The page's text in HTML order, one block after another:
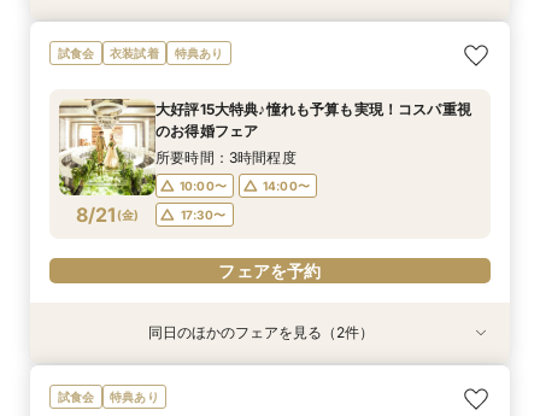
8/20(木)
【2名～OK！挙式＆会食に◎】フロア貸切り体験
×絶品試食
10:00〜
14:00〜
16:00〜
17:30〜
8/20(木)
平日限定【衣装3着＆140万特典】天空チャペル
体験＆絶品試食
10:00〜
14:00〜
16:00〜
17:30〜
試食会 衣装試着 特典あり
8/21 (金)
大好評15大特典♪憧れも予算も実現！コスパ重視
のお得婚フェア
所要時間：3時間程度
10:00〜
14:00〜
17:30〜
フェアを予約
特典あり
【2名～OK！挙式＆会食に◎】フロア貸切り体験
特典あり
平日限定【衣装3着＆140万特典】天空チャペル
同日のほかのフェアを見る（2件）
試食会 特典あり